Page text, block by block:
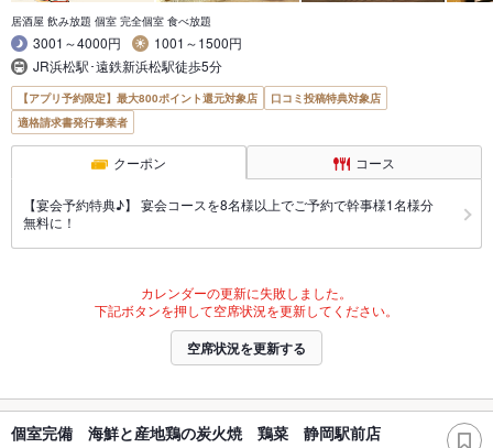
居酒屋 飲み放題 個室 完全個室 食べ放題
3001～4000円
1001～1500円
JR浜松駅･遠鉄新浜松駅徒歩5分
【アプリ予約限定】最大800ポイント還元対象店
口コミ投稿特典対象店
適格請求書発行事業者
クーポン コース
【宴会予約特典♪】 宴会コースを8名様以上でご予約で幹事様1名様分
無料に！
カレンダーの更新に失敗しました。
下記ボタンを押して空席状況を更新してください。
空席状況を更新する
個室完備 海鮮と産地鶏の炭火焼 鶏菜 静岡駅前店